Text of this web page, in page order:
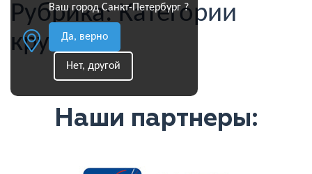
Ваш город Санкт-Петербург ?
Да, верно
Нет, другой
Рубрика:Категории
кружков
Наши партнеры: